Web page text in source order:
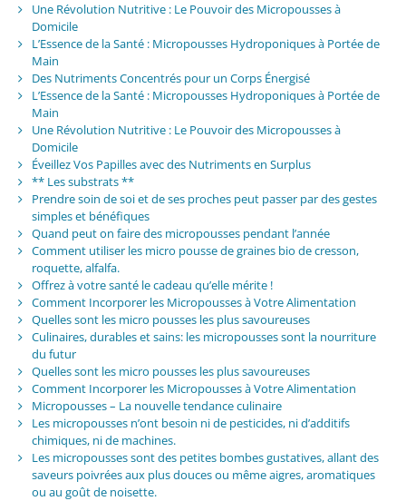
Une Révolution Nutritive : Le Pouvoir des Micropousses à
Domicile
L’Essence de la Santé : Micropousses Hydroponiques à Portée de
Main
Des Nutriments Concentrés pour un Corps Énergisé
L’Essence de la Santé : Micropousses Hydroponiques à Portée de
Main
Une Révolution Nutritive : Le Pouvoir des Micropousses à
Domicile
Éveillez Vos Papilles avec des Nutriments en Surplus
** Les substrats **
Prendre soin de soi et de ses proches peut passer par des gestes
simples et bénéfiques
Quand peut on faire des micropousses pendant l’année
Comment utiliser les micro pousse de graines bio de cresson,
roquette, alfalfa.
Offrez à votre santé le cadeau qu’elle mérite !
Comment Incorporer les Micropousses à Votre Alimentation
Quelles sont les micro pousses les plus savoureuses
Culinaires, durables et sains: les micropousses sont la nourriture
du futur
Quelles sont les micro pousses les plus savoureuses
Comment Incorporer les Micropousses à Votre Alimentation
Micropousses – La nouvelle tendance culinaire
Les micropousses n’ont besoin ni de pesticides, ni d’additifs
chimiques, ni de machines.
Les micropousses sont des petites bombes gustatives, allant des
saveurs poivrées aux plus douces ou même aigres, aromatiques
ou au goût de noisette.